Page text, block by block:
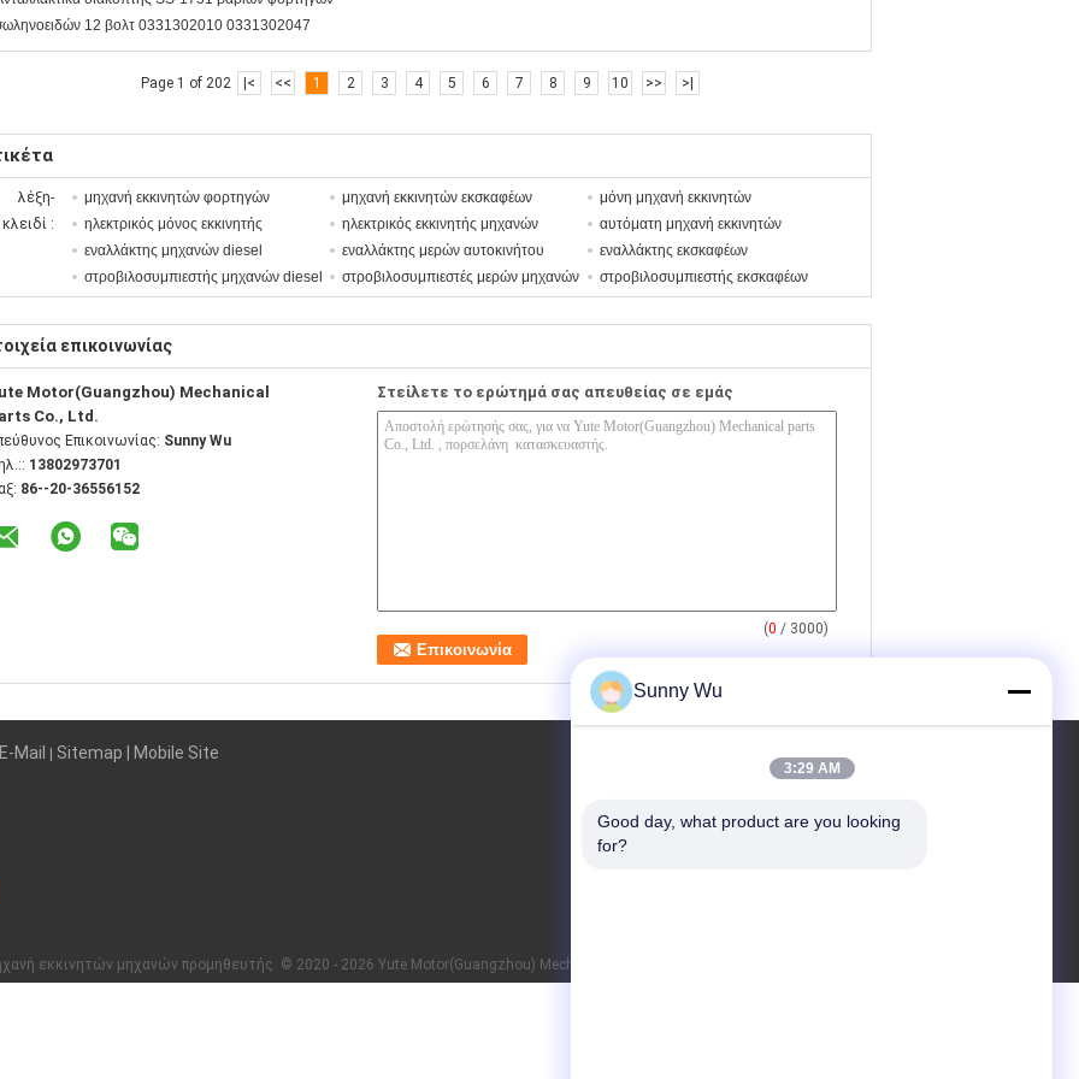
12 βολτ 0331302010 0331302047
Page 1 of 202 |< << 1 2 3 4 5 6 7 8 9 10 >> >|
λέξη-
κλειδί :
μηχανή εκκινητών φορτηγών μηχανή εκκινητών εκσκαφέων
μόνη μηχανή εκκινητών
ηλεκτρικός μόνος εκκινητής
ηλεκτρικός εκκινητής μηχανών
αυτόματη μηχανή εκκινητών
εναλλάκτης μηχανών diesel
εναλλάκτης μερών αυτοκινήτου
εναλλάκτης εκσκαφέων
στροβιλοσυμπιεστής μηχανών diesel
στροβιλοσυμπιεστές μερών μηχανών στροβιλοσυμπιεστής εκσκαφέων
επικοινωνίας
Motor(Guangzhou) Mechanical
Co., Ltd.
Επικοινωνίας: Sunny Wu
13802973701
86--20-36556152
Στείλετε το ερώτημά σας απευθείας σε εμάς
(0 / 3000)
E-Mail Sitemap | Mobile Site
εκκινητών μηχανών προμηθευτής. © 2020 - 2026 Yute Motor(Guangzhou) Mechanical parts Co., Ltd.. All Rights Reserved.
Sunny Wu
3:29 AM
Good day, what product are you looking
for?